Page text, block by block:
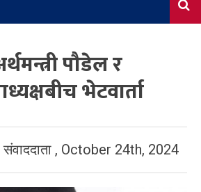
पौडेल र
भेटवार्ता
, October 24th, 2024